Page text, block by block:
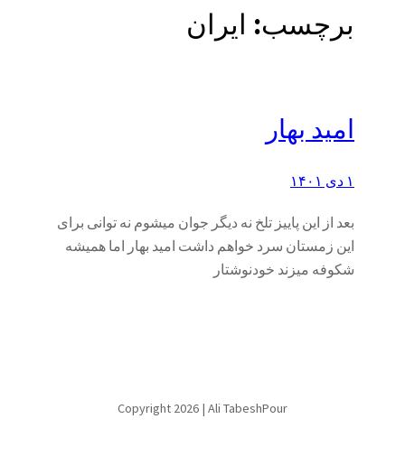
برچسب: ایران
امید بهار
۱ دی ۱۴۰۱
بعد از این پاییز تلخ نه دیگر جوان میشوم نه توانی برای
این زمستان سرد خواهم داشت امید بهار اما همیشه
شکوفه میزند خودنوشتار
Copyright 2026 | Ali TabeshPour